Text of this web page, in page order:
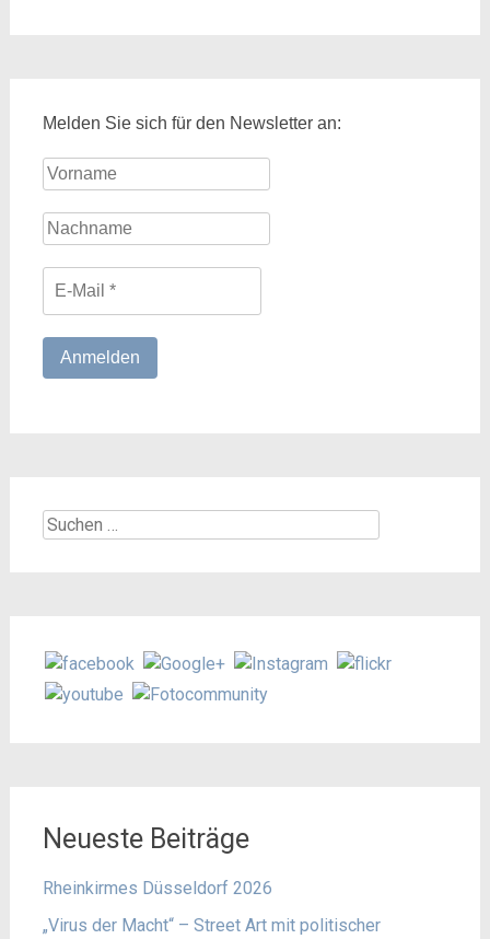
Melden Sie sich für den Newsletter an:
Suchen
Neueste Beiträge
Rheinkirmes Düsseldorf 2026
„Virus der Macht“ – Street Art mit politischer